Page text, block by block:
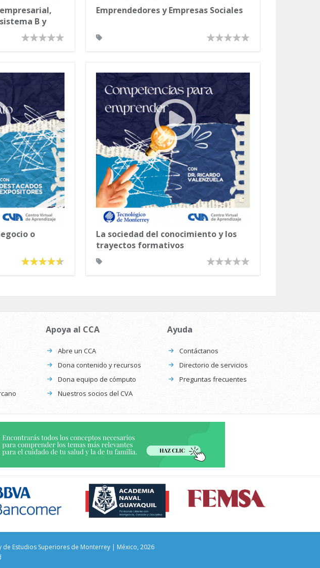
B y
Emprendedores y Empresas Sociales
o
La sociedad del conocimiento y los
trayectos formativos
Apoya al CCA
Abre un CCA
Dona contenido y recursos
Dona equipo de cómputo
Nuestros socios del CVA
Ayuda
Contáctanos
Directorio de servicios
Preguntas frecuentes
Estudios Superiores de Monterrey | México, 2026